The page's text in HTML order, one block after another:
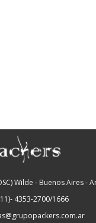
Wilde - Buenos Aires -
4353-2700/1666